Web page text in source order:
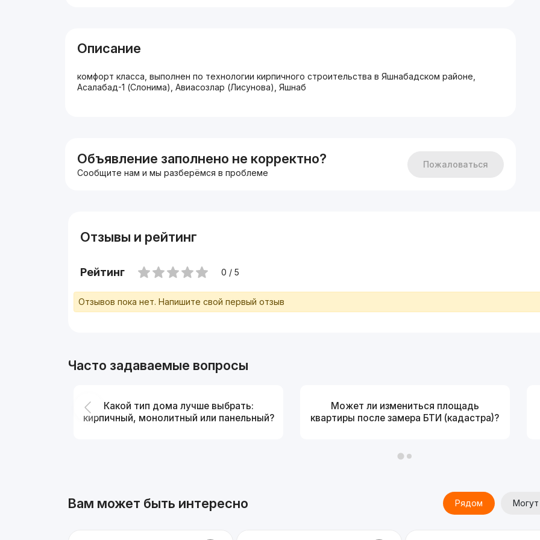
Описание
комфорт класса, выполнен по технологии кирпичного строительства в Яшнабадском районе,
Асалабад-1 (Слонима), Авиасозлар (Лисунова), Яшнаб
Объявление заполнено не корректно?
Сообщите нам и мы разберёмся в проблеме
Пожаловаться
Отзывы и рейтинг
Рейтинг 0 / 5
Отзывов пока нет. Напишите свой первый отзыв
Часто задаваемые вопросы
Какой тип дома лучше выбрать:
кирпичный, монолитный или панельный?
Может ли измениться площадь
квартиры после замера БТИ (кадастра)?
Вам может быть интересно Рядом